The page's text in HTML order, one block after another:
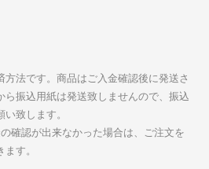
法です。商品はご入金確認後に発送さ
ら振込用紙は発送致しませんので、振込
致します。
確認が出来なかった場合は、ご注文を
す。